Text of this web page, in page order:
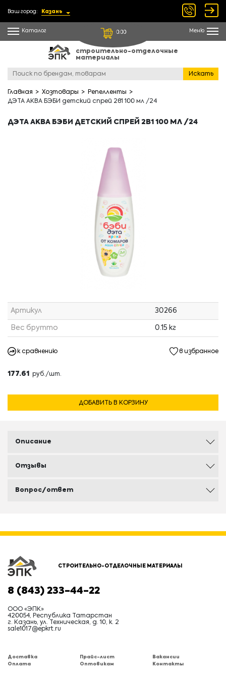
Ваш город: Казань
Каталог 0.00 Меню
строительно-отделочные
материалы
Искать
Главная Хозтовары
Репелленты
ДЭТА АКВА БЭБИ детский спрей 2в1 100 мл /24
ДЭТА АКВА БЭБИ ДЕТСКИЙ СПРЕЙ 2В1 100 МЛ /24
Артикул 30266
Вес брутто 0.15 кг
к сравнению в избранное
177.61 руб./шт.
ДОБАВИТЬ В КОРЗИНУ
Описание
Отзывы
Вопрос/ответ
СТРОИТЕЛЬНО-ОТДЕЛОЧНЫЕ МАТЕРИАЛЫ
8 (843) 233-44-22
ООО «ЭПК»
420054, Республика Татарстан
г. Казань, ул. Техническая, д. 10, к. 2
sale1017@epkrt.ru
Доставка
Оплата
Прайс-лист
Оптовикам
Вакансии
Контакты